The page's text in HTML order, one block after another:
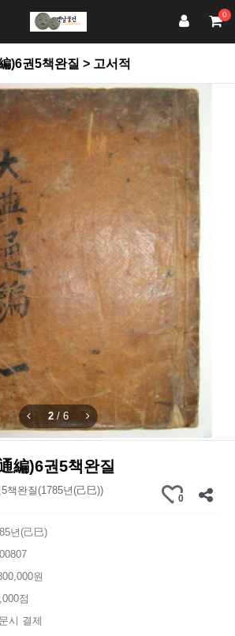
0
)6권5책완질 > 고서적
2 / 6
編)6권5책완질
책완질(1785년(己巳))
0
년(己巳)
원
점
시 결제